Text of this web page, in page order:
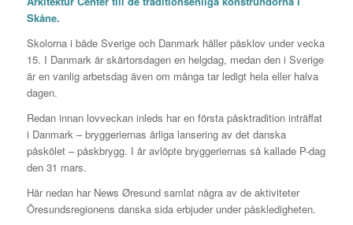
Skåne.
Skolorna i både Sverige och Danmark håller påsklov under vecka
15. I Danmark är skärtorsdagen en helgdag, medan den i Sverige
är en vanlig arbetsdag även om många tar ledigt hela eller halva
dagen.
Redan innan lovveckan inleds har en första påsktradition inträffat
i Danmark – bryggeriernas årliga lansering av det danska
påskölet – påskbrygg. I år avlöpte bryggeriernas så kallade P-dag
den 31 mars.
Här nedan har News Øresund samlat några av de aktiviteter
Öresundsregionens danska sida erbjuder under påskledigheten.